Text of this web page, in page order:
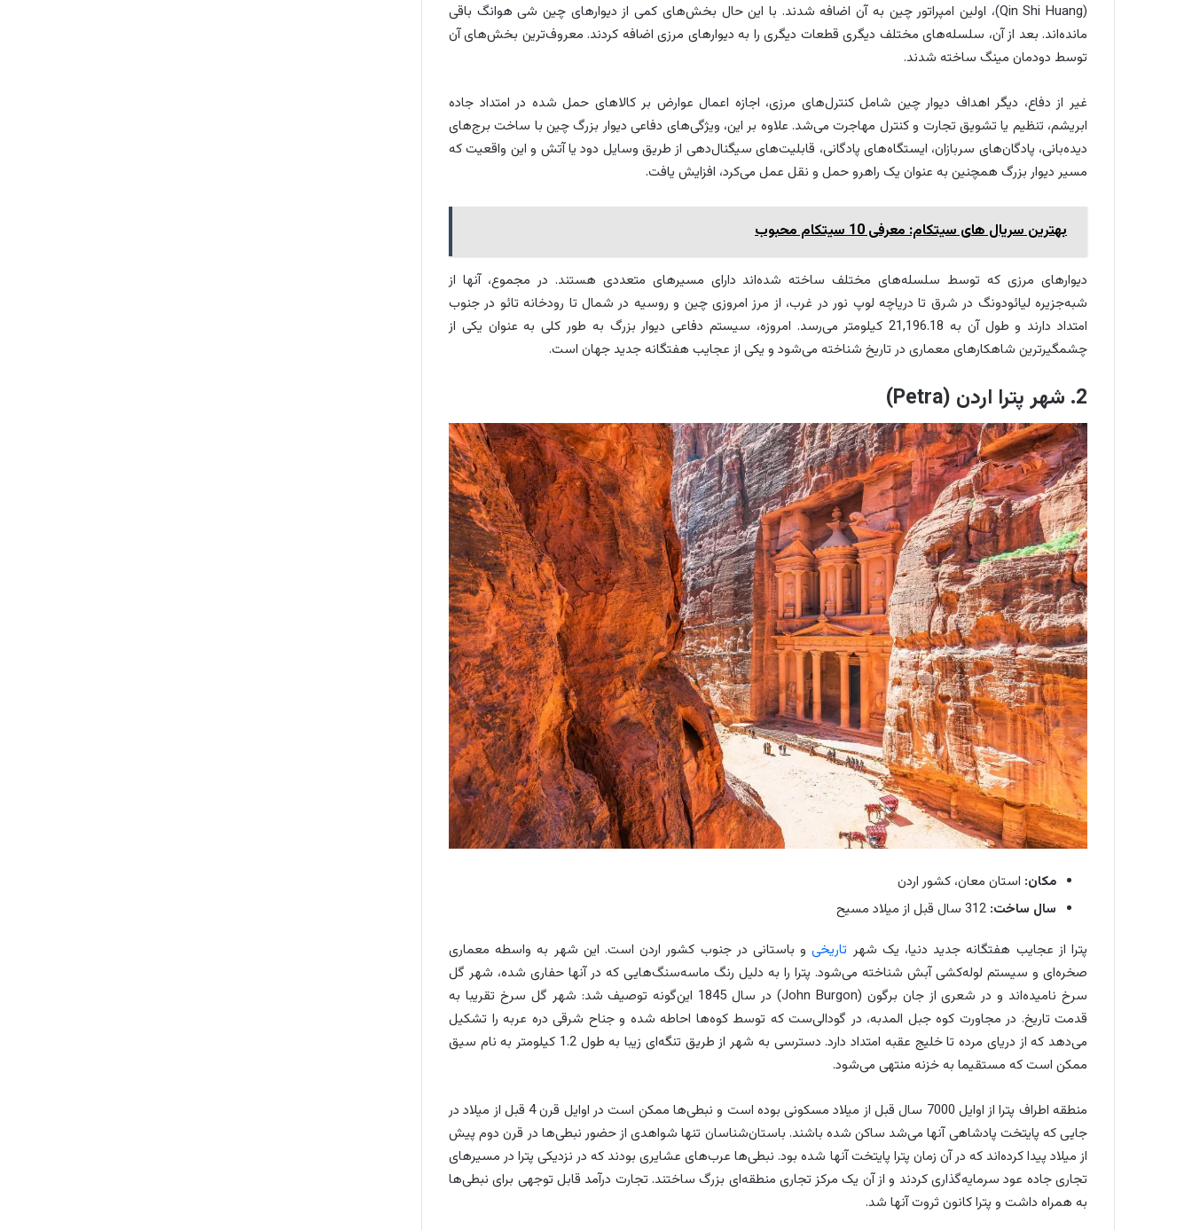
(Qin Shi Huang)، اولین امپراتور چین به آن اضافه شدند. با این حال بخش‌های کمی از دیوارهای چین شی هوانگ باقی
مانده‌اند. بعد از آن، سلسله‌های مختلف دیگری قطعات دیگری را به دیوارهای مرزی اضافه کردند. معروف‌ترین بخش‌های آن
توسط دودمان مینگ ساخته شدند.
غیر از دفاع، دیگر اهداف دیوار چین شامل کنترل‌های مرزی، اجازه اعمال عوارض بر کالاهای حمل شده در امتداد جاده
ابریشم، تنظیم یا تشویق تجارت و کنترل مهاجرت می‌شد. علاوه بر این، ویژگی‌های دفاعی دیوار بزرگ چین با ساخت برج‌های
دیده‌بانی، پادگان‌های سربازان، ایستگاه‌های پادگانی، قابلیت‌های سیگنال‌دهی از طریق وسایل دود یا آتش و این واقعیت که
مسیر دیوار بزرگ همچنین به عنوان یک راهرو حمل و نقل عمل می‌کرد، افزایش یافت.
بهترین سریال های سیتکام: معرفی 10 سیتکام محبوب
دیوارهای مرزی که توسط سلسله‌های مختلف ساخته شده‌اند دارای مسیرهای متعددی هستند. در مجموع، آنها از
شبه‌جزیره لیائودونگ در شرق تا دریاچه لوپ نور در غرب، از مرز امروزی چین و روسیه در شمال تا رودخانه تائو در جنوب
امتداد دارند و طول آن به 21,196.18 کیلومتر می‌رسد. امروزه، سیستم دفاعی دیوار بزرگ به طور کلی به عنوان یکی از
چشمگیرترین شاهکارهای معماری در تاریخ شناخته می‌شود و یکی از عجایب هفتگانه جدید جهان است.
2. شهر پترا اردن (Petra)
مکان: استان معان، کشور اردن
سال ساخت:
پترا از عجایب هفتگانه جدید دنیا، یک شهر تاریخیو باستانی در جنوب کشور اردن است. این شهر به واسطه معماری
صخره‌ای و سیستم لوله‌کشی آبش شناخته می‌شود. پترا را به دلیل رنگ ماسه‌سنگ‌هایی که در آنها حفاری شده، شهر گل
سرخ نامیده‌اند و در شعری از جان برگون (John Burgon) در سال 1845 این‌گونه توصیف شد: شهر گل سرخ تقریبا به
قدمت تاریخ. در مجاورت کوه جبل المدبه، در گودالی‌ست که توسط کوه‌ها احاطه شده و جناح شرقی دره عربه را تشکیل
می‌دهد که از دریای مرده تا خلیج عقبه امتداد دارد. دسترسی به شهر از طریق تنگه‌ای زیبا به طول 1.2 کیلومتر به نام سیق
ممکن است که مستقیما به خزنه منتهی می‌شود.
منطقه اطراف پترا از اوایل 7000 سال قبل از میلاد مسکونی بوده است و نبطی‌ها ممکن است در اوایل قرن 4 قبل از میلاد در
جایی که پایتخت پادشاهی آنها می‌شد ساکن شده باشند. باستان‌شناسان تنها شواهدی از حضور نبطی‌ها در قرن دوم پیش
از میلاد پیدا کرده‌اند که در آن زمان پترا پایتخت آنها شده بود. نبطی‌ها عرب‌های عشایری بودند که در نزدیکی پترا در مسیرهای
تجاری جاده عود سرمایه‌گذاری کردند و از آن یک مرکز تجاری منطقه‌ای بزرگ ساختند. تجارت درآمد قابل توجهی برای نبطی‌ها
به همراه داشت و پترا کانون ثروت آنها شد.